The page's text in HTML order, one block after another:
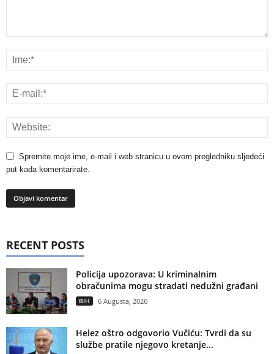
Spremite moje ime, e-mail i web stranicu u ovom pregledniku sljedeći
put kada komentarirate.
RECENT POSTS
Policija upozorava: U kriminalnim
obračunima mogu stradati nedužni građani
BIH 6 Augusta, 2026
Helez oštro odgovorio Vučiću: Tvrdi da su
službe pratile njegovo kretanje...